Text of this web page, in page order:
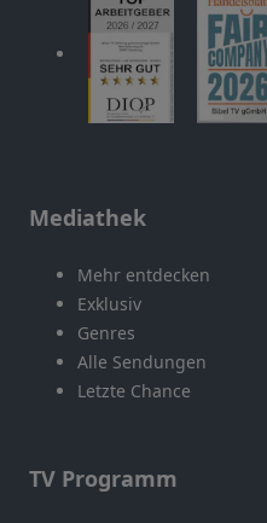
Mediathek
Mehr entdecken
Exklusiv
Genres
Alle Sendungen
Letzte Chance
TV Programm